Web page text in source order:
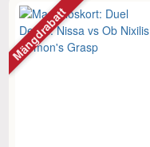
Mängdrabatt